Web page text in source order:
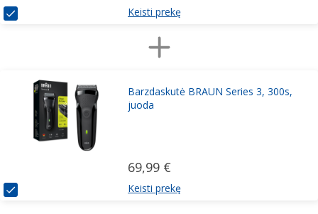
Keisti prekę
Barzdaskutė BRAUN Series 3, 300s,
juoda
69,99 €
Keisti prekę